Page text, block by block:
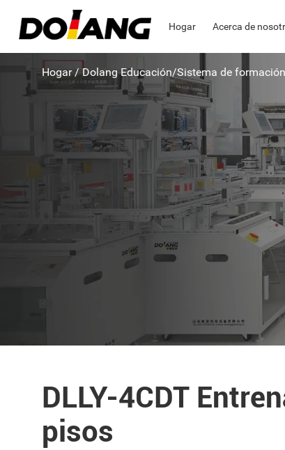
Hogar Acerca de
Hogar / Dolang Educación/Sistema de
DLLY-4CDT
pisos